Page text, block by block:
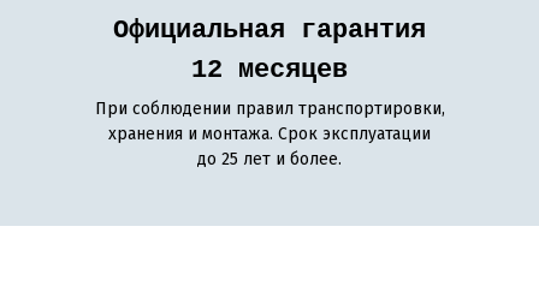
Официальная гарантия
12 месяцев
При соблюдении правил транспортировки,
хранения и монтажа. Срок эксплуатации
до 25 лет и более.